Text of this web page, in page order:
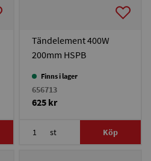
Tändelement 400W
200mm HSPB
Finns i lager
656713
625 kr
st Köp